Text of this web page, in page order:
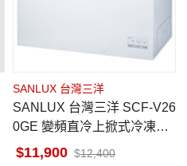
SANLUX 台灣三洋
SANLUX 台灣三洋 SCF-V26
0GE 變頻直冷上掀式冷凍櫃
258公升
11,900 12,400